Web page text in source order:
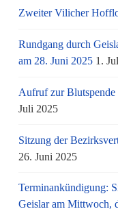
Zweiter Vilicher
Rundgang durch
am 28. Juni 2025 1.
Aufruf zur
Juli 2025
Sitzung der
26. Juni 2025
Terminankündigung:
Geislar am Mittwoch,